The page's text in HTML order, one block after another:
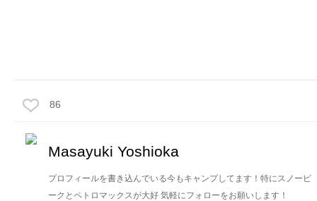
86
Masayuki Yoshioka
プロフィールを書き込んでいる今もキャンプしてます！特にスノーピ
ークとペトロマックスが大好 気軽にフォローをお願いします！